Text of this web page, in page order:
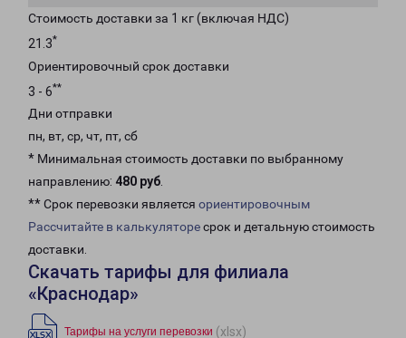
Стоимость доставки за 1 кг (включая НДС)
21.3*
Ориентировочный срок доставки
3 - 6**
Дни отправки
пн, вт, ср, чт, пт, сб
* Минимальная стоимость доставки по выбранному
направлению: 480 руб.
** Срок перевозки является ориентировочным
Рассчитайте в калькуляторесрок и детальную стоимость
доставки.
Скачать тарифы для филиала
«Краснодар»
Тарифы на услуги перевозки (xlsx)